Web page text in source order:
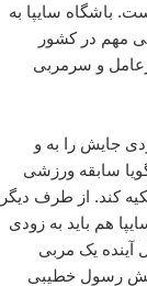
باشگاه سایپا به
مهم در کشور
و سرمربی
جایش را به و
سابقه ورزشی
کند. از طرف دیگر
هم باید به زودی
آینده یک مربی
رسول خطیبی